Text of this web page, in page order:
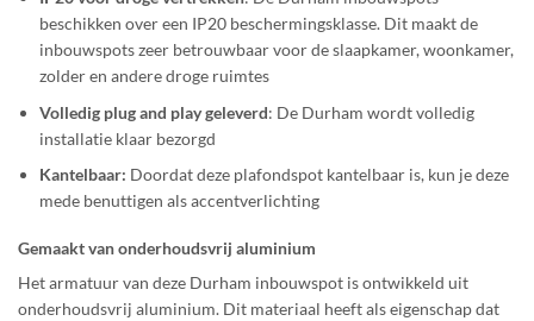
beschikken over een IP20 beschermingsklasse. Dit maakt de
inbouwspots zeer betrouwbaar voor de slaapkamer, woonkamer,
zolder en andere droge ruimtes
Volledig plug and play geleverd: De Durham wordt volledig
installatie klaar bezorgd
Kantelbaar: Doordat deze plafondspot kantelbaar is, kun je deze
mede benuttigen als accentverlichting
Gemaakt van onderhoudsvrij aluminium
Het armatuur van deze Durham inbouwspot is ontwikkeld uit
onderhoudsvrij aluminium. Dit materiaal heeft als eigenschap dat